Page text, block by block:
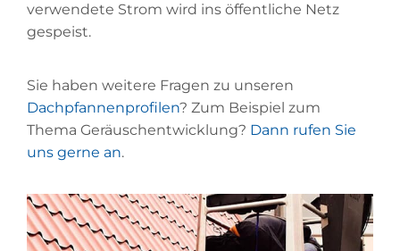
verwendete Strom wird ins öffentliche Netz
gespeist.
Sie haben weitere Fragen zu unseren
Dachpfannenprofilen? Zum Beispiel zum
Thema Geräuschentwicklung? Dann rufen Sie
uns gerne an.